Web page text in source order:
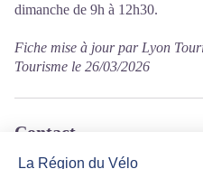
dimanche de 9h à 12h30.
Fiche mise à jour par Lyon
Tourisme le 26/03/2026
Contact
808 avenue Jean Colomb